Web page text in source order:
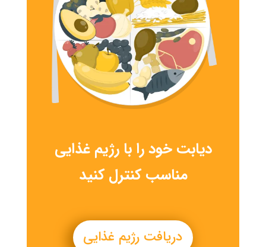
دیابت خود را با رژیم غذایی
مناسب کنترل کنید
دریافت رژیم غذایی